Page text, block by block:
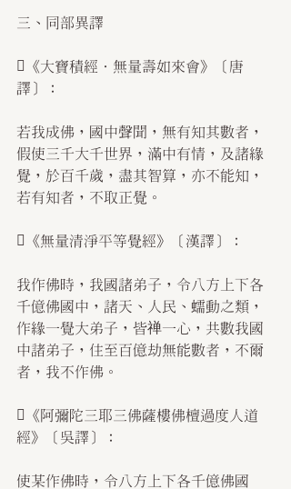
三、同部異譯
《大寶積經．無量壽如來會》〔唐
譯〕：
若我成佛，國中聲聞，無有知其數者，
假使三千大千世界，滿中有情，及諸緣
覺，於百千歲，盡其智算，亦不能知，
若有知者，不取正覺。
《無量清淨平等覺經》〔漢譯〕：
我作佛時，我國諸弟子，令八方上下各
千億佛國中，諸天、人民、蠕動之類，
作緣一覺大弟子，皆禅一心，共數我國
中諸弟子，住至百億劫無能數者，不爾
者，我不作佛。
《阿彌陀三耶三佛薩樓佛檀過度人道
經》〔吳譯〕：
使某作佛時，令八方上下各千億佛國